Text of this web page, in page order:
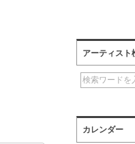
アーティスト
カレンダー